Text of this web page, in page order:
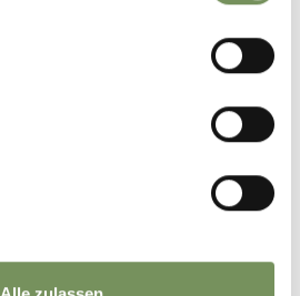
Schriftart,
Blog-/Bildschiebereg
Beständ